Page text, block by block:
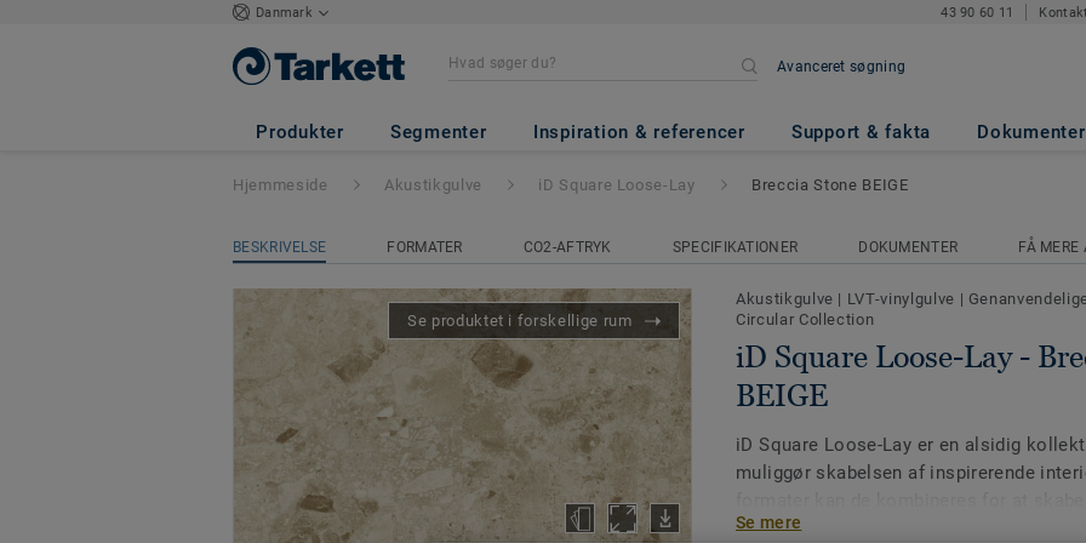
Danmark 43 90 60 11
Avanceret søgning
Produkter Segmenter Inspiration & referencer Support & fakta Dokumenter
iD Square Loose-Lay - Breccia Stone BEIGE
Hjemmeside Akustikgulve iD Square Loose-Lay Breccia Stone BEIGE
BESKRIVELSE FORMATER CO2-AFTRYK SPECIFIKATIONER DOKUMENTER FÅ MERE
Se produktet i forskellige rum
Akustikgulve | LVT-vinylgulve |
Circular Collection
iD Square Loose-Lay -
BEIGE
iD Square Loose-Lay er en alsidig
muliggør skabelsen af inspirerende
arbejdsmiljøer gennem funktionelle
Se mere